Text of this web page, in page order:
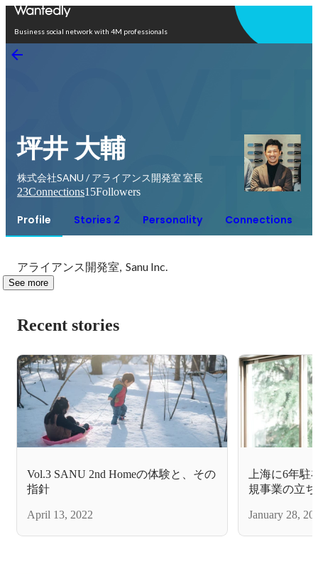
Business social network with 4M professionals
坪井 大輔
株式会社SANU / アライアンス開発室 室長
23Connections15Followers
Profile Stories 2 Personality Connections
アライアンス開発室,  Sanu Inc.
See more
Recent stories
Vol.3 SANU 2nd Homeの体験と、その
指針
April 13, 2022
上海に6年
規事業の立
まで
January 28,